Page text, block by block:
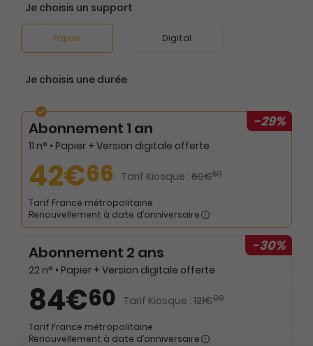
Je choisis un support
Papier Digital
Je choisis une durée
-29%
Abonnement 1 an
11 n° • Papier + Version digitale offerte
42€66 Tarif Kiosque : 60€50
Tarif France métropolitaine
Renouvellement à date d’anniversaire
-30%
Abonnement 2 ans
22 n° • Papier + Version digitale offerte
84€60 Tarif Kiosque : 121€00
Tarif France métropolitaine
Renouvellement à date d’anniversaire